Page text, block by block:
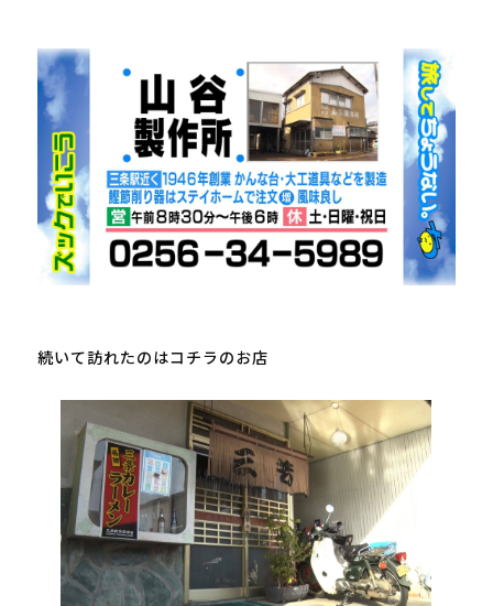
続いて訪れたのはコチラのお店